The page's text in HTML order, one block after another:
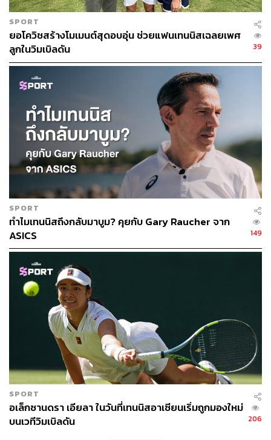
SPORT
ยอโควิชสร้างโมเมนต์สุดอบอุ่น ช่วยแฟนเทนนิสเฉลยเพศ
ลูกในวิมเบิลดัน
39
SPORT
ทำไมเทนนิสถึงกลับมาบูม? คุยกับ Gary Raucher จาก
ASICS
149
SPORT
อเล็กซานดรา เอียลา ในวันที่เทนนิสอาเซียนเริ่มถูกมองใหม่
บนเวทีวิมเบิลดัน
206